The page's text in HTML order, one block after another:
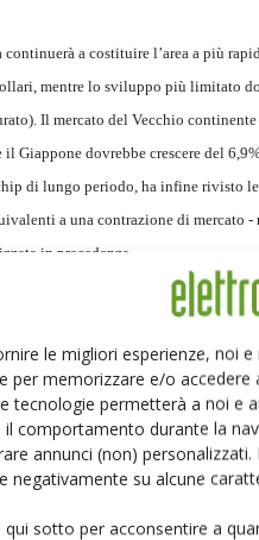
le migliori esperienze, noi
per memorizzare e/o
tecnologie permetterà a noi e
il comportamento durante la
annunci (non)
negativamente su alcune
qui sotto per acconsentire a
a costituire l’area a più
mentre lo sviluppo più limitato
Il mercato del Vecchio
Giappone dovrebbe crescere del
di lungo periodo, ha infine rivisto
a una contrazione di mercato -
in precedenza.
Linkedin